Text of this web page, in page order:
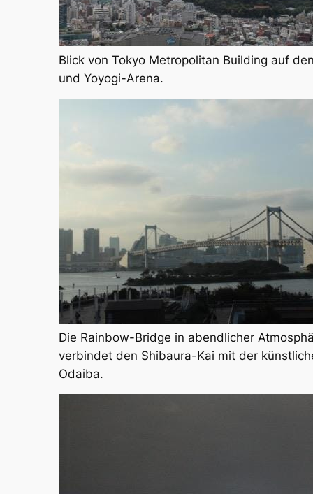
Blick von Tokyo Metropolitan Building auf
und Yoyogi-Arena.
Die Rainbow-Bridge in abendlicher
verbindet den Shibaura-Kai mit der
Odaiba.